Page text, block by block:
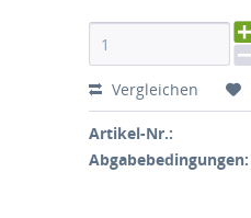
Vergleichen
Artikel-Nr.:
Abgabebedingungen: